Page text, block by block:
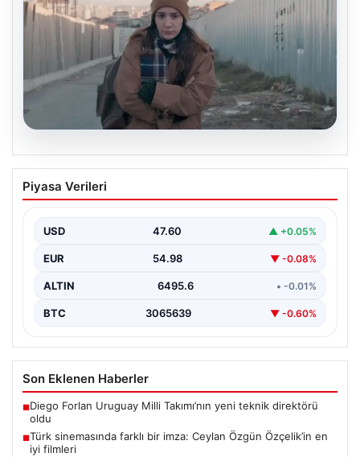
05.08.2026
Türk sinemasında farklı bir imza: Ceylan
Özgün Özçelik’in en iyi filmleri
Piyasa Verileri
USD 47.60 ▲ +0.05%
EUR 54.98 ▼ -0.08%
ALTIN 6495.6 • -0.01%
BTC 3065639 ▼ -0.60%
Son Eklenen Haberler
■Diego Forlan Uruguay Milli Takımı’nın yeni teknik direktörü
oldu
■Türk sinemasında farklı bir imza: Ceylan Özgün Özçelik’in en
iyi filmleri